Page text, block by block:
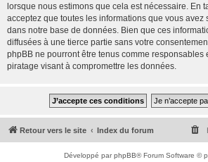
lorsque nous estimons que cela est nécessaire. En
acceptez que toutes les informations que vous avez
dans notre base de données. Bien que ces
diffusées à une tierce partie sans votre
phpBB ne pourront être tenus comme responsables
piratage visant à compromettre les données.
Retour vers le site Index du forum
Développé parphpBB® Forum Software ©